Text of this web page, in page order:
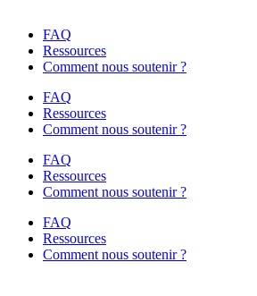
FAQ
Ressources
Comment nous soutenir ?
FAQ
Ressources
Comment nous soutenir ?
FAQ
Ressources
Comment nous soutenir ?
FAQ
Ressources
Comment nous soutenir ?